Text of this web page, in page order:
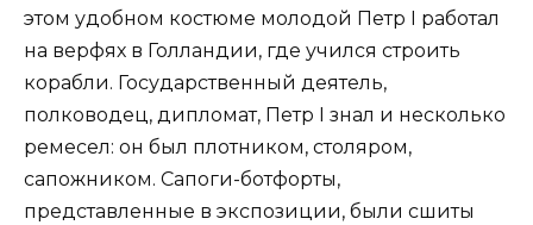
этом удобном костюме молодой Петр I работал
на верфях в Голландии, где учился строить
корабли. Государственный деятель,
полководец, дипломат, Петр I знал и несколько
ремесел: он был плотником, столяром,
сапожником. Сапоги-ботфорты,
представленные в экспозиции, были сшиты